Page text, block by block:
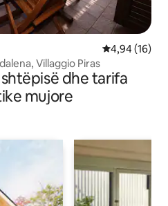
Vlerësimi
4,94 (16)
Villaggio Piras
dhe tarifa
mujore